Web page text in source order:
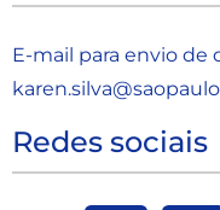
E-mail para envio de
Redes sociais